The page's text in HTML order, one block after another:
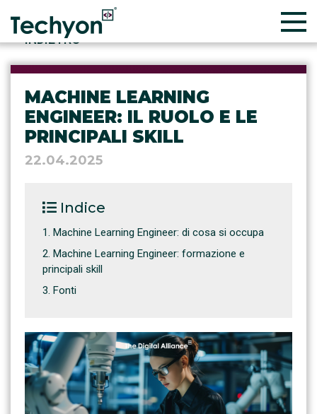
INDIETRO
MACHINE LEARNING
ENGINEER: IL RUOLO E LE
PRINCIPALI SKILL
22.04.2025
Indice
Machine Learning Engineer: di cosa si occupa
Machine Learning Engineer: formazione e
principali skill
Fonti